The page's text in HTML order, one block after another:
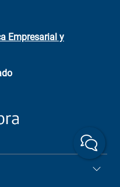
+(73) 256
Empresarial y